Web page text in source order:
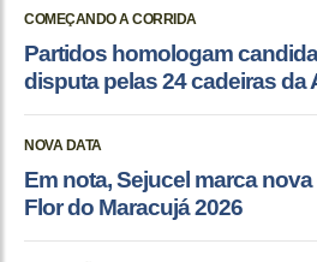
COMEÇANDO A CORRIDA
Partidos homologam
disputa pelas 24 cadeiras da
NOVA DATA
Em nota, Sejucel marca nova
Flor do Maracujá 2026